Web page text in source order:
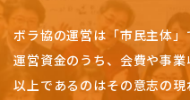
ボラ協の運営は「市民主体」
運営資金のうち、会費や事
以上であるのはその意志の現